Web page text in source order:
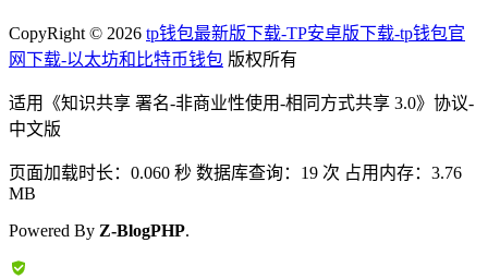
CopyRight © 2026 tp钱包最新版下载-TP安卓版下载-tp钱包官
网下载-以太坊和比特币钱包 版权所有
适用《知识共享 署名-非商业性使用-相同方式共享 3.0》协议-
中文版
页面加载时长：0.060 秒 数据库查询：19 次 占用内存：3.76
MB
Powered By Z-BlogPHP.